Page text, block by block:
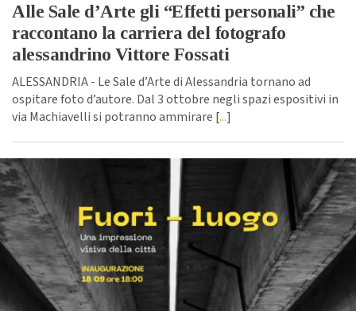
Alle Sale d’Arte gli “Effetti personali” che
raccontano la carriera del fotografo
alessandrino Vittore Fossati
ALESSANDRIA - Le Sale d’Arte di Alessandria tornano ad
ospitare foto d’autore. Dal 3 ottobre negli spazi espositivi in
via Machiavelli si potranno ammirare [...]